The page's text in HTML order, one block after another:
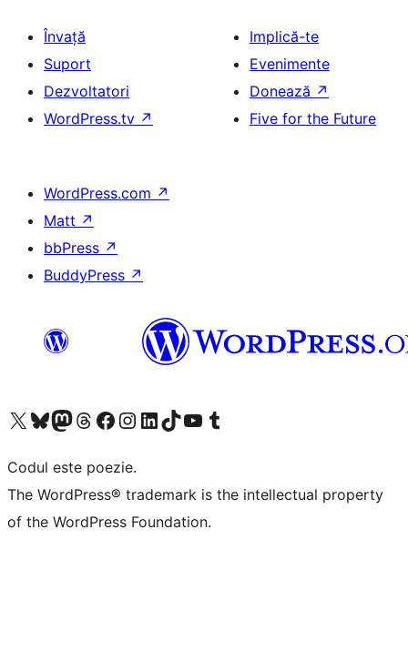
Învață
Suport
Dezvoltatori
WordPress.tv ↗
Implică-te
Evenimente
Donează ↗
Five for the Future
WordPress.com ↗
Matt ↗
bbPress ↗
BuddyPress ↗
Mergi la contul nostru X (fost Twitter)
Vizitează contul nostru Bluesky
Vizitează contul nostru Mastodon
Vizitează contul nostru Threads
Vizitează pagina noastră Facebook
Vizitează-ne pe Instagram
Vizitează-ne pe LinkedIn
Vizitează contul nostru TikTok
Vizitează canalul nostru YouTube
Vizitează contul nostru Tumblr
Codul este poezie.
The WordPress® trademark is the intellectual property
of the WordPress Foundation.